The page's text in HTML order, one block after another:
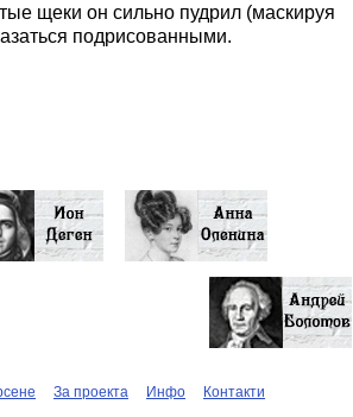
щеки он сильно пудрил (маскируя
подрисованными.
За проекта Инфо Контакти